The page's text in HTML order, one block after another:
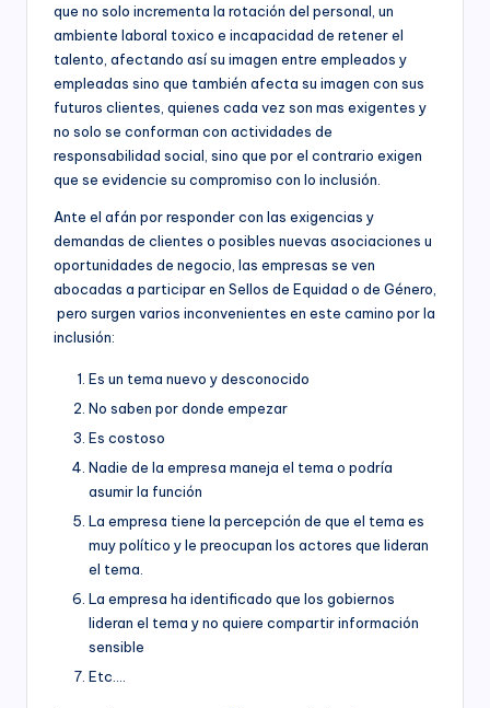
ci
ó
B
o
Educativas,
para
los
Candidatos,
Movimientos
Partidos
Políticos,
para
las
entidades
del
Sector
Público
nacional,
distrital,
siguientes
servicios:
Consultoría
derechos
humanos,
equidad
que no solo incrementa la rotación del personal, un
ambiente laboral toxico e incapacidad de retener el
talento, afectando así su imagen entre empleados y
empleadas sino que también afecta su imagen con sus
futuros clientes, quienes cada vez son mas exigentes y
no solo se conforman con actividades de
responsabilidad social, sino que por el contrario exigen
que se evidencie su compromiso con lo inclusión.
Ante el afán por responder con las exigencias y
demandas de clientes o posibles nuevas asociaciones u
oportunidades de negocio, las empresas se ven
abocadas a participar en Sellos de Equidad o de Género,
pero surgen varios inconvenientes en este camino por la
inclusión:
Es un tema nuevo y desconocido
No saben por donde empezar
Es costoso
Nadie de la empresa maneja el tema o podría
asumir la función
La empresa tiene la percepción de que el tema es
muy político y le preocupan los actores que lideran
el tema.
La empresa ha identificado que los gobiernos
lideran el tema y no quiere compartir información
sensible
Etc….